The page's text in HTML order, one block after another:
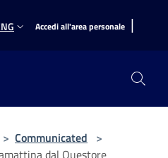
Accedi all'area personale |
> Communicated >
dal Questore